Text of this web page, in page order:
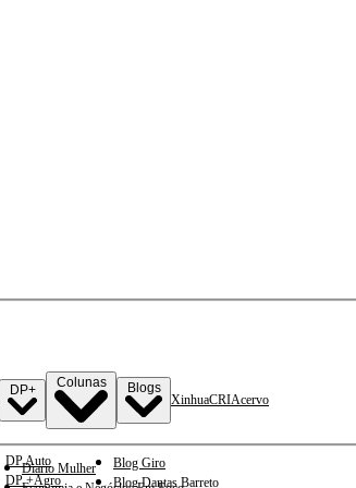
DP+
DP Auto
DP +Agro
Colunas
Diario Mulher
Blogs
Blog Giro
Blog Dantas Barreto
XinhuaCRIAcervo